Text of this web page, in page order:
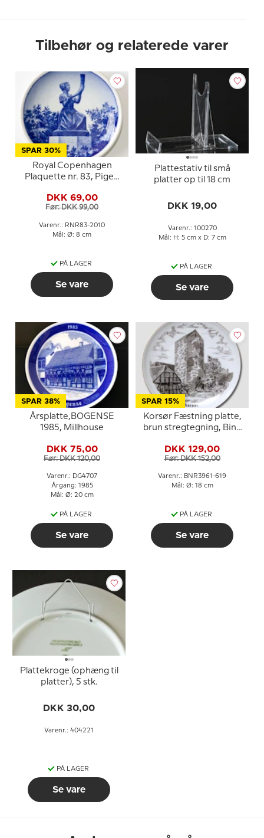
Tilbehør og relaterede varer
SPAR 30%
Royal Copenhagen
Plaquette nr. 83, Pigen
Horsens
DKK 69,00
Før: DKK 99,00
Varenr.: RNR83-2010
Mål: Ø: 8 cm
PÅ LAGER
Se vare
Plattestativ til små
platter op til 18 cm
DKK 19,00
Varenr.: 100270
Mål: H: 5 cm x D: 7 cm
PÅ LAGER
Se vare
SPAR 38%
Årsplatte,BOGENSE
1985, Millhouse
DKK 75,00
Før: DKK 120,00
Varenr.: DG4707
Årgang: 1985
Mål: Ø: 20 cm
PÅ LAGER
Se vare
SPAR 15%
Korsør Fæstning platte,
brun stregtegning, Bing
DKK 129,00
Før: DKK 152,00
Varenr.: BNR3961-619
Mål: Ø: 18 cm
PÅ LAGER
Se vare
Plattekroge (ophæng til
platter), 5 stk.
DKK 30,00
Varenr.: 404221
PÅ LAGER
Se vare